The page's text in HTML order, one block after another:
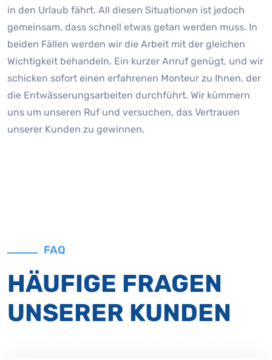
in den Urlaub fährt. All diesen Situationen ist jedoch
gemeinsam, dass schnell etwas getan werden muss. In
beiden Fällen werden wir die Arbeit mit der gleichen
Wichtigkeit behandeln. Ein kurzer Anruf genügt, und wir
schicken sofort einen erfahrenen Monteur zu Ihnen, der
die Entwässerungsarbeiten durchführt. Wir kümmern
uns um unseren Ruf und versuchen, das Vertrauen
unserer Kunden zu gewinnen.
FAQ
HÄUFIGE FRAGEN
UNSERER KUNDEN